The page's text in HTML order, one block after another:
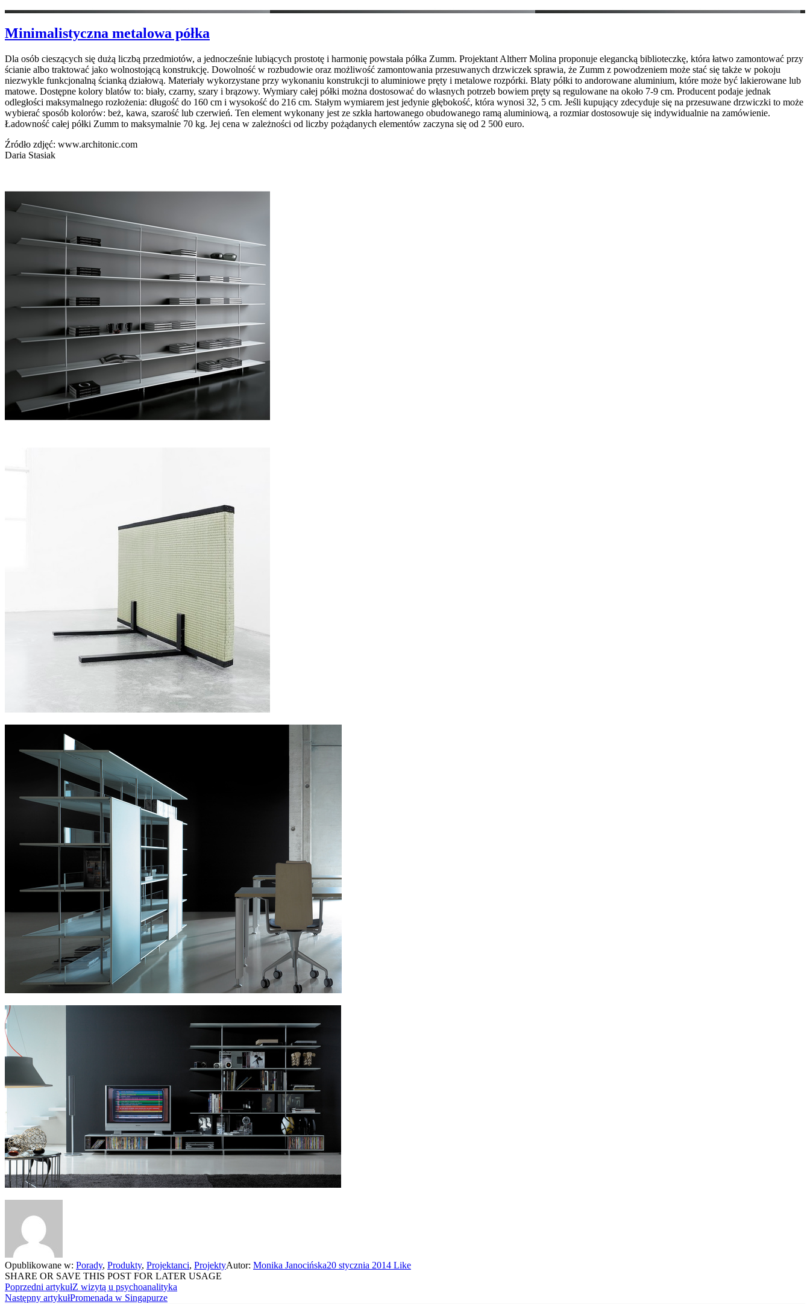
Minimalistyczna metalowa półka
Dla osób cieszących się dużą liczbą przedmiotów, a jednocześnie lubiących prostotę i harmonię powstała półka Zumm. Projektant Altherr Molina proponuje elegancką biblioteczkę, która łatwo zamontować przy
ścianie albo traktować jako wolnostojącą konstrukcję. Dowolność w rozbudowie oraz możliwość zamontowania przesuwanych drzwiczek sprawia, że Zumm z powodzeniem może stać się także w pokoju
niezwykle funkcjonalną ścianką działową. Materiały wykorzystane przy wykonaniu konstrukcji to aluminiowe pręty i metalowe rozpórki. Blaty półki to andorowane aluminium, które może być lakierowane lub
matowe. Dostępne kolory blatów to: biały, czarny, szary i brązowy. Wymiary całej półki można dostosować do własnych potrzeb bowiem pręty są regulowane na około 7-9 cm. Producent podaje jednak
odległości maksymalnego rozłożenia: długość do 160 cm i wysokość do 216 cm. Stałym wymiarem jest jedynie głębokość, która wynosi 32, 5 cm. Jeśli kupujący zdecyduje się na przesuwane drzwiczki to może
wybierać sposób kolorów: beż, kawa, szarość lub czerwień. Ten element wykonany jest ze szkła hartowanego obudowanego ramą aluminiową, a rozmiar dostosowuje się indywidualnie na zamówienie.
Ładowność całej półki Zumm to maksymalnie 70 kg. Jej cena w zależności od liczby pożądanych elementów zaczyna się od 2 500 euro.
Źródło zdjęć: www.architonic.com
Daria Stasiak
Opublikowane w: Porady, Produkty, Projektanci, ProjektyAutor: Monika Janocińska20 stycznia 2014 Like
SHARE OR SAVE THIS POST FOR LATER USAGE
Poprzedni artykułZ wizytą u psychoanalityka
Następny artykułPromenada w Singapurze